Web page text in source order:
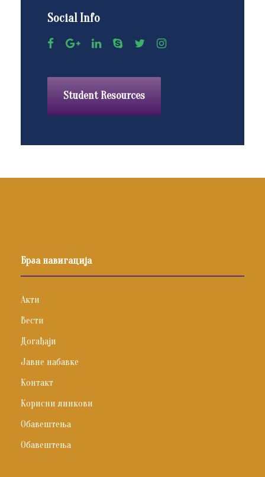
Social Info
Student Resources
Брза навигација
Акти
Вести
Догађаји
Јавне набавке
Контакт
Корисни линкови
Обавештења
Обавештења